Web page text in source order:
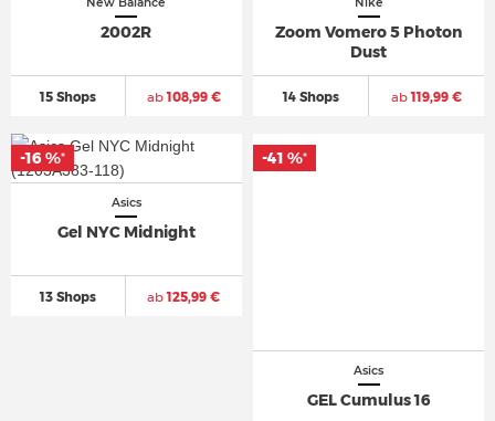
2002R
15 Shops ab108,99 €
Zoom Vomero 5 Photon
Dust
14 Shops ab119,99 €
Asics
Gel NYC Midnight
13 Shops ab125,99 €
-16 %*
Asics
GEL Cumulus 16
-41 %*